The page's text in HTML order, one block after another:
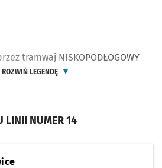
LINII NUMER 14
tramwaj NISKOPODŁOGOWY
ROZWIŃ LEGENDĘ